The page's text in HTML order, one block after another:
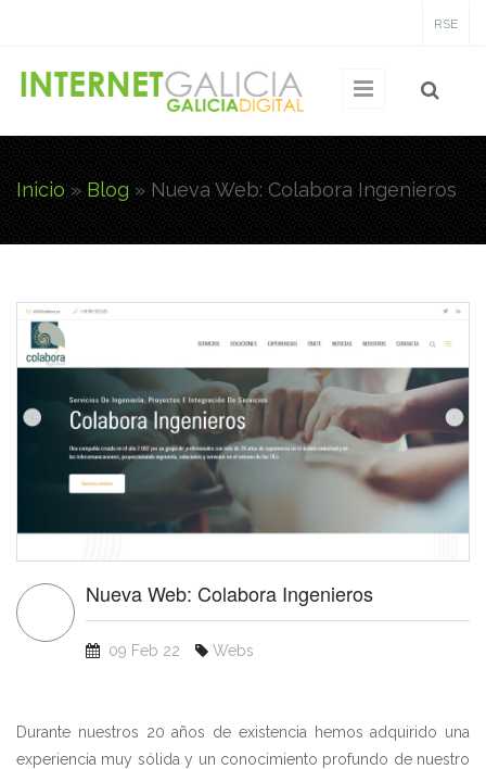
RSE
Usted está aquí
Inicio » Blog » Nueva Web: Colabora Ingenieros
Nueva Web: Colabora Ingenieros
09 Feb 22 Webs
Durante nuestros 20 años de existencia hemos adquirido una
experiencia muy sólida y un conocimiento profundo de nuestro